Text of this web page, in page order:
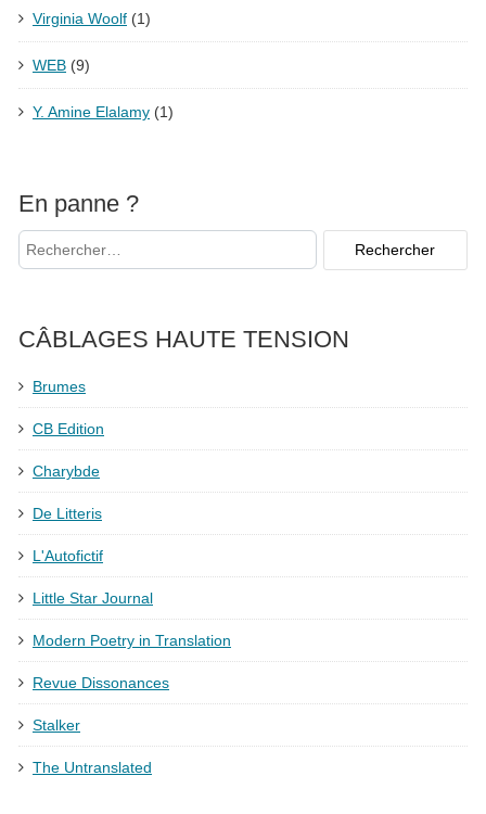
Virginia Woolf (1)
WEB (9)
Y. Amine Elalamy (1)
En panne ?
CÂBLAGES HAUTE TENSION
Brumes
CB Edition
Charybde
De Litteris
L'Autofictif
Little Star Journal
Modern Poetry in Translation
Revue Dissonances
Stalker
The Untranslated